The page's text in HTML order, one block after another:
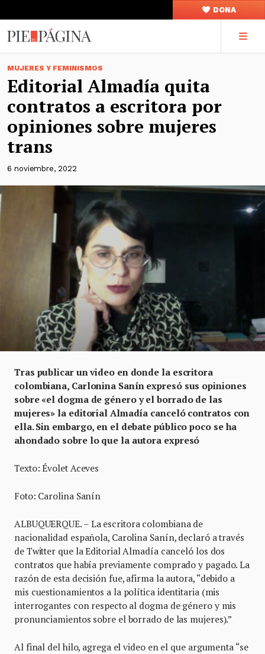
DONA
MUJERES Y FEMINISMOS
Editorial Almadía quita
contratos a escritora por
opiniones sobre mujeres
trans
6 noviembre, 2022
Tras publicar un video en donde la escritora
colombiana, Carlonina Sanín expresó sus opiniones
sobre «el dogma de género y el borrado de las
mujeres» la editorial Almadía canceló contratos con
ella. Sin embargo, en el debate público poco se ha
ahondado sobre lo que la autora expresó
Texto: Évolet Aceves
Foto: Carolina Sanín
ALBUQUERQUE. – La escritora colombiana de
nacionalidad española, Carolina Sanín, declaró a través
de Twitter que la Editorial Almadía canceló los dos
contratos que había previamente comprado y pagado. La
razón de esta decisión fue, afirma la autora, “debido a
mis cuestionamientos a la política identitaria (mis
interrogantes con respecto al dogma de género y mis
pronunciamientos sobre el borrado de las mujeres).”
Al final del hilo, agrega el video en el que argumenta “se